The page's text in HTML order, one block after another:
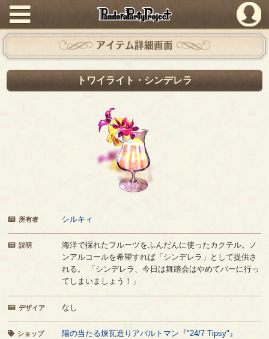
PandoraPartyProject
アイテム詳細画面
トワイライト・シンデレラ
所有者 シルキィ
説明
海洋で採れたフルーツをふんだんに使ったカクテル。ノ
ンアルコールを希望すれば「シンデレラ」として提供さ
れる。 「シンデレラ、今日は舞踏会はやめてバーに行っ
てしまいましょう！」
デザイア なし
ショップ 陽の当たる煉瓦造りアパルトマン『"24/7 Tipsy"』